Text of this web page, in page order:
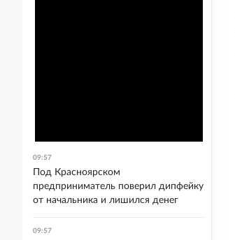
09:57
Под Красноярском
предприниматель поверил дипфейку
от начальника и лишился денег
09:57